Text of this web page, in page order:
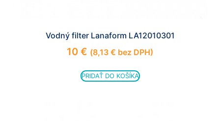
Vodný filter Lanaform LA12010301
10 € (8,13 € bez DPH)
PRIDAŤ DO KOŠÍKA